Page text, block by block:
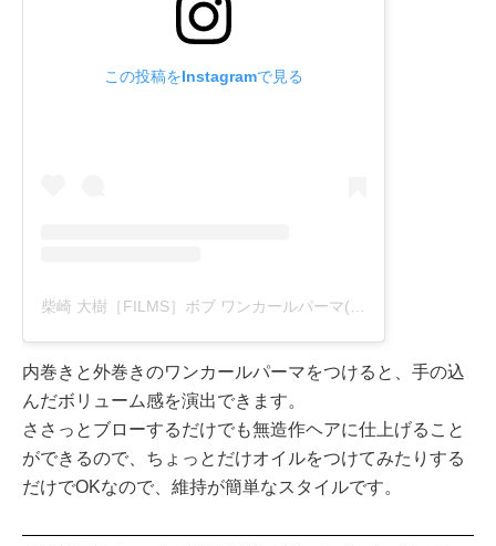
この投稿をInstagramで見る
内巻きと外巻きのワンカールパーマをつけると、手の込
んだボリューム感を演出できます。
ささっとブローするだけでも無造作ヘアに仕上げること
ができるので、ちょっとだけオイルをつけてみたりする
だけでOKなので、維持が簡単なスタイルです。